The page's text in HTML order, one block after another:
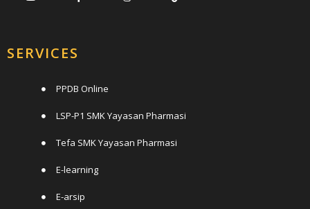
SERVICES
PPDB Online
LSP-P1 SMK Yayasan Pharmasi
Tefa SMK Yayasan Pharmasi
E-learning
E-arsip